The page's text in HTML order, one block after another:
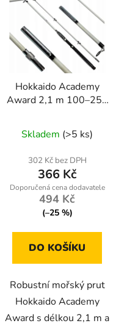
Hokkaido Academy
Award 2,1 m 100–250
Skladem (>5 ks)
302 Kč bez DPH
366 Kč
494 Kč
(–25 %)
DO KOŠÍKU
Robustní mořský prut
Hokkaido Academy
Award s délkou 2,1 m a